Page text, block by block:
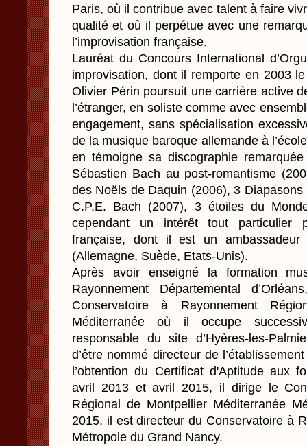
Paris, où il contribue avec talent à faire
qualité et où il perpétue avec une
l’improvisation française.
Lauréat du Concours International
improvisation, dont il remporte en 2003
Olivier Périn poursuit une carrière active
l’étranger, en soliste comme avec
engagement, sans spécialisation
de la musique baroque allemande à
en témoigne sa discographie
Sébastien Bach au post-romantisme
des Noëls de Daquin (2006), 3
C.P.E. Bach (2007), 3 étoiles du
cependant un intérêt tout particulier
française, dont il est un ambassadeur
(Allemagne, Suède, Etats-Unis).
Après avoir enseigné la formation
Rayonnement Départemental
Conservatoire à Rayonnement
Méditerranée où il occupe
responsable du site d’Hyères-les-
d’être nommé directeur de
l’obtention du Certificat d'Aptitude aux
avril 2013 et avril 2015, il dirige le
Régional de Montpellier Méditerranée
2015, il est directeur du Conservatoire à
Métropole du Grand Nancy.